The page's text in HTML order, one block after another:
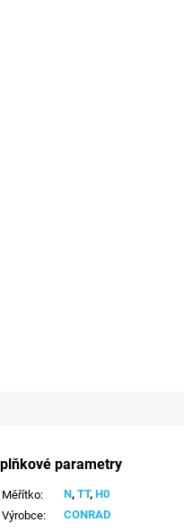
parametry
Měřítko: N,TT,H0
Výrobce: CONRAD